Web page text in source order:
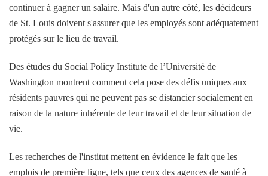
continuer à gagner un salaire. Mais d'un autre côté, les décideurs
de St. Louis doivent s'assurer que les employés sont adéquatement
protégés sur le lieu de travail.
Des études du Social Policy Institute de l’Université de
Washington montrent comment cela pose des défis uniques aux
résidents pauvres qui ne peuvent pas se distancier socialement en
raison de la nature inhérente de leur travail et de leur situation de
vie.
Les recherches de l'institut mettent en évidence le fait que les
emplois de première ligne, tels que ceux des agences de santé à